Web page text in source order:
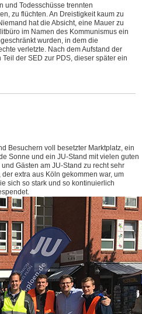
und Todesschüsse trennten
zu flüchten. An Dreistigkeit kaum zu
hat die Absicht, eine Mauer zu
im Namen des Kommunismus ein
wurden, in dem die
verletzte. Nach dem Aufstand der
der SED zur PDS, dieser später ein
Besuchern voll besetzter Marktplatz, ein
Sonne und ein JU-Stand mit vielen guten
Gästen am JU-Stand zu recht sehr
extra aus Köln gekommen war, um
sich so stark und so kontinuierlich